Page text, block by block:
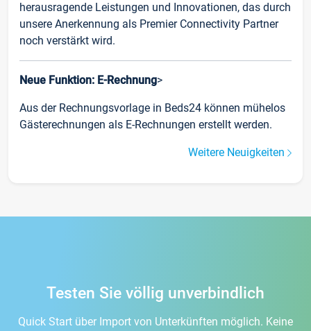
herausragende Leistungen und Innovationen, das durch
unsere Anerkennung als Premier Connectivity Partner
noch verstärkt wird.
Neue Funktion: E-Rechnung>
Aus der Rechnungsvorlage in Beds24 können mühelos
Gästerechnungen als E-Rechnungen erstellt werden.
Weitere Neuigkeiten
Testen Sie völlig unverbindlich
Quick Start über Import von Unterkünften möglich. Keine